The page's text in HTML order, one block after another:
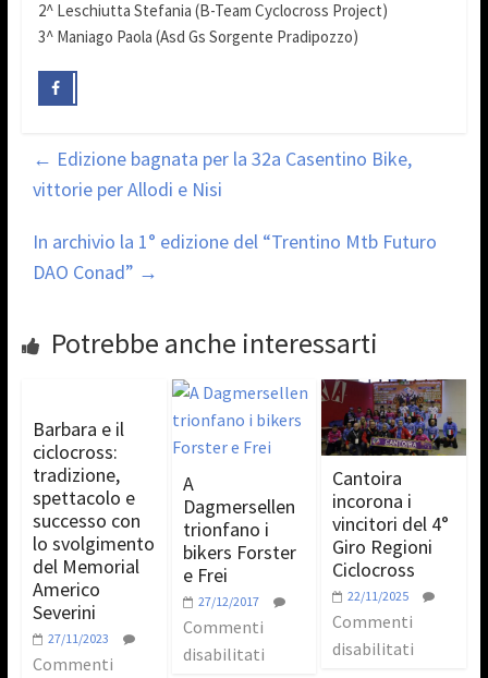
2^ Leschiutta Stefania (B-Team Cyclocross Project)
3^ Maniago Paola (Asd Gs Sorgente Pradipozzo)
← Edizione bagnata per la 32a Casentino Bike,
vittorie per Allodi e Nisi
In archivio la 1° edizione del “Trentino Mtb Futuro
DAO Conad” →
Potrebbe anche interessarti
Barbara e il
ciclocross:
tradizione,
spettacolo e
successo con
lo svolgimento
del Memorial
Americo
Severini
27/11/2023
Commenti
A
Dagmersellen
trionfano i
bikers Forster
e Frei
27/12/2017
Commenti
disabilitati
Cantoira
incorona i
vincitori del 4°
Giro Regioni
Ciclocross
22/11/2025
Commenti
disabilitati